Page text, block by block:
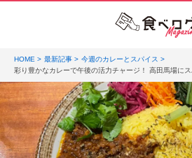
HOME 最新記事
今週のカレーとスパイス
彩り豊かなカレーで午後の活力チャージ！ 高田馬場に